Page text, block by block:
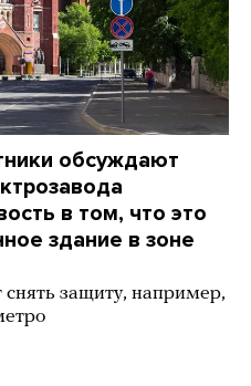
обсуждают
в том, что это
здание в зоне
защиту, например,